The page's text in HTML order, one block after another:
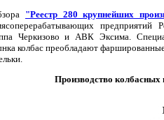
"Реестр 280 крупнейших
предприятий
Черкизово и АВК Эксима.
колбас преобладают
Производство колбасных